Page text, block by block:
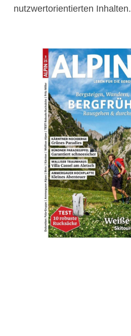
nutzwertorientierten Inhalten.